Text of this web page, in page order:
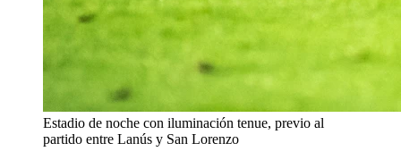
Estadio de noche con iluminación tenue, previo al
partido entre Lanús y San Lorenzo